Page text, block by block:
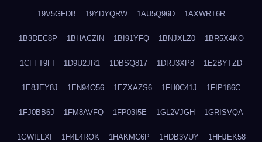
19V5GFDB 19YDYQRW 1AU5Q96D 1AXWRT6R
1B3DEC8P 1BHACZIN 1BI91YFQ 1BNJXLZ0 1BR5X4KO
1CFFT9FI 1D9U2JR1 1DBSQ817 1DRJ3XP8 1E2BYTZD
1E8JEY8J 1EN94O56 1EZXAZS6 1FH0C41J 1FIP186C
1FJ0BB6J 1FM8AVFQ 1FP03I5E 1GL2VJGH 1GRISVQA
1GWILLXI 1H4L4ROK 1HAKMC6P 1HDB3VUY 1HHJEK58